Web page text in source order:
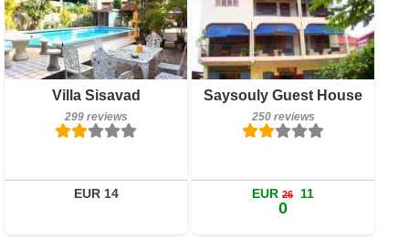
Villa Sisavad
299 reviews
EUR 14
299 reviews
Details
Book a room
Saysouly Guest House
250 reviews
EUR 26 11
0
Details
Book a room